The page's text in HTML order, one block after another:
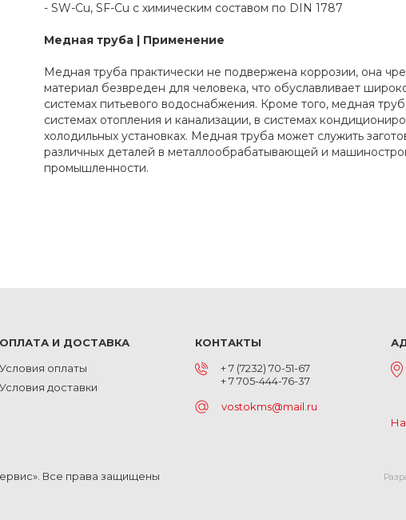
- SW-Cu, SF-Cu с химическим составом по DIN 1787
Медная труба | Применение
Медная труба практически не подвержена коррозии, она
материал безвреден для человека, что обуславливает
системах питьевого водоснабжения. Кроме того, медная
системах отопления и канализации, в системах
холодильных установках. Медная труба может служить
различных деталей в металлообрабатывающей и
промышленности.
ОПЛАТА И ДОСТАВКА
Условия оплаты
Условия доставки
КОНТАКТЫ
+ 7 (7232) 70-51-67
+ 7 705-444-76-37
vostokms@mail.ru
Все права защищены